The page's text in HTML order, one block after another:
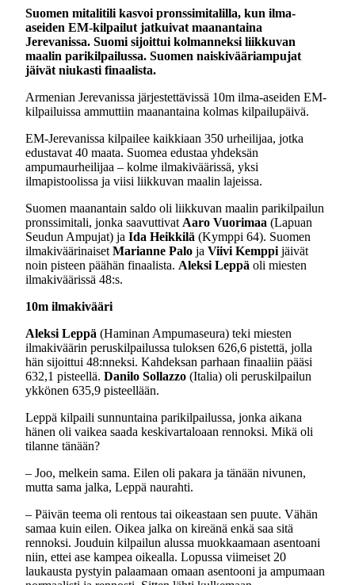
Suomen mitalitili kasvoi pronssimitalilla, kun ilma-
aseiden EM-kilpailut jatkuivat maanantaina
Jerevanissa. Suomi sijoittui kolmanneksi liikkuvan
maalin parikilpailussa. Suomen naiskivääriampujat
jäivät niukasti finaalista.
Armenian Jerevanissa järjestettävissä 10m ilma-aseiden EM-
kilpailuissa ammuttiin maanantaina kolmas kilpailupäivä.
EM-Jerevanissa kilpailee kaikkiaan 350 urheilijaa, jotka
edustavat 40 maata. Suomea edustaa yhdeksän
ampumaurheilijaa – kolme ilmakiväärissä, yksi
ilmapistoolissa ja viisi liikkuvan maalin lajeissa.
Suomen maanantain saldo oli liikkuvan maalin parikilpailun
pronssimitali, jonka saavuttivat Aaro Vuorimaa (Lapuan
Seudun Ampujat) ja Ida Heikkilä (Kymppi 64). Suomen
ilmakiväärinaiset Marianne Palo ja Viivi Kemppi jäivät
noin pisteen päähän finaalista. Aleksi Leppä oli miesten
ilmakiväärissä 48:s.
10m ilmakivääri
Aleksi Leppä (Haminan Ampumaseura) teki miesten
ilmakiväärin peruskilpailussa tuloksen 626,6 pistettä, jolla
hän sijoittui 48:nneksi. Kahdeksan parhaan finaaliin pääsi
632,1 pisteellä. Danilo Sollazzo (Italia) oli peruskilpailun
ykkönen 635,9 pisteellään.
Leppä kilpaili sunnuntaina parikilpailussa, jonka aikana
hänen oli vaikea saada keskivartaloaan rennoksi. Mikä oli
tilanne tänään?
– Joo, melkein sama. Eilen oli pakara ja tänään nivunen,
mutta sama jalka, Leppä naurahti.
– Päivän teema oli rentous tai oikeastaan sen puute. Vähän
samaa kuin eilen. Oikea jalka on kireänä enkä saa sitä
rennoksi. Jouduin kilpailun alussa muokkaamaan asentoani
niin, ettei ase kampea oikealla. Lopussa viimeiset 20
laukausta pystyin palaamaan omaan asentooni ja ampumaan